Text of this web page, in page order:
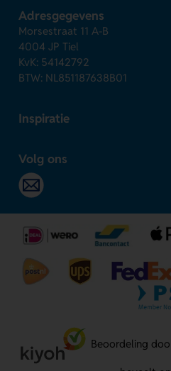
Adresgegevens
Morsestraat 11 A-B
4004 JP Tiel
KvK: 54142792
BTW: NL851187638B01
Inspiratie
Volg ons
Beoordeling